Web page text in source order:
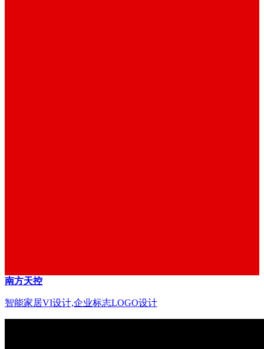
南方天控
智能家居VI设计,企业标志LOGO设计